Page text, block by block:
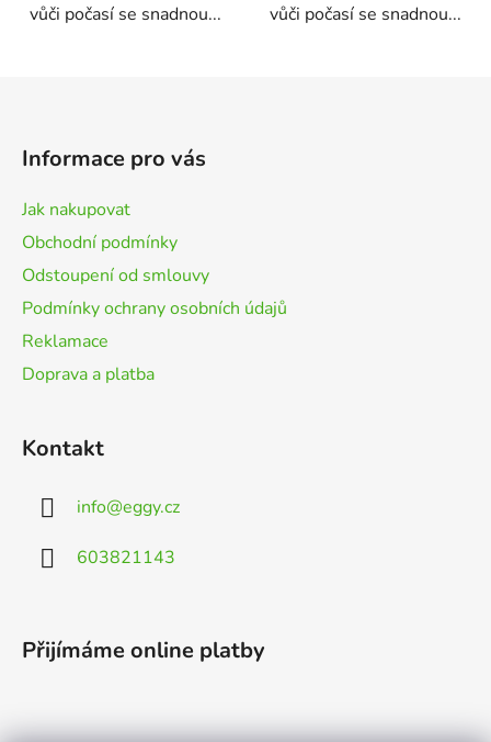
vůči počasí se snadnou...
vůči počasí se snadnou...
Informace pro vás
Jak nakupovat
Obchodní podmínky
Odstoupení od smlouvy
Podmínky ochrany osobních údajů
Reklamace
Doprava a platba
Kontakt
info@eggy.cz
603821143
Přijímáme online platby